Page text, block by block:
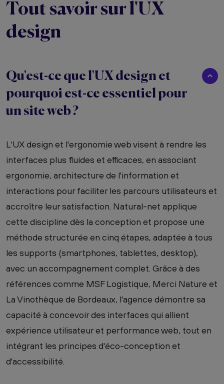
Tout savoir sur l'UX
design
Qu'est-ce que l'UX design et
pourquoi est-ce essentiel pour
un site web ?
L'UX design et l'ergonomie web visent à rendre les
interfaces plus fluides et efficaces, en associant
ergonomie, architecture de l'information et
interactions pour faciliter les parcours utilisateurs et
accroître leur satisfaction. Natural-net applique
cette discipline dès la conception et propose une
méthode structurée en cinq étapes, adaptée à tous
les supports (smartphones, tablettes, desktop),
avec un accompagnement complet. Grâce à des
références comme MSF Logistique, Merci Nature et
La Vinothèque de Bordeaux, l'agence démontre sa
capacité à concevoir des interfaces qui allient
expérience utilisateur et performance web, tout en
intégrant les principes d'éco-conception et
d'accessibilité.